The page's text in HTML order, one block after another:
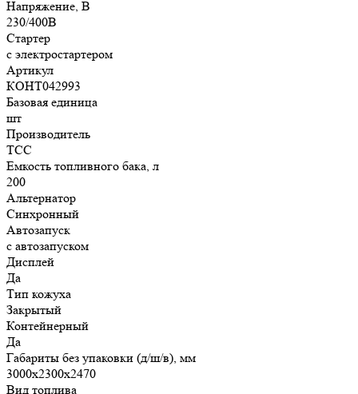
Напряжение, В
230/400В
Стартер
с электростартером
Артикул
КОНТ042993
Базовая единица
шт
Производитель
ТСС
Емкость топливного бака, л
200
Альтернатор
Синхронный
Автозапуск
с автозапуском
Дисплей
Да
Тип кожуха
Закрытый
Контейнерный
Да
Габариты без упаковки (д/ш/в), мм
3000х2300х2470
Вид топлива